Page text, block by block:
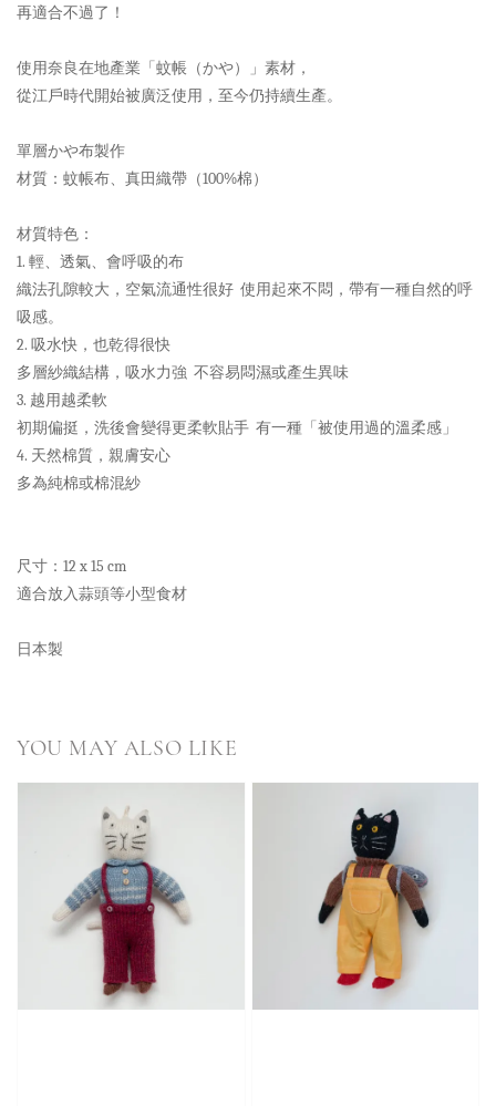
再適合不過了！
使用奈良在地產業「蚊帳（かや）」素材，
從江戶時代開始被廣泛使用，至今仍持續生產。
單層かや布製作
材質：蚊帳布、真田織帶（100%棉）
材質特色：
1. 輕、透氣、會呼吸的布
織法孔隙較大，空氣流通性很好 使用起來不悶，帶有一種自然的呼
吸感。
2. 吸水快，也乾得很快
多層紗織結構，吸水力強 不容易悶濕或產生異味
3. 越用越柔軟
初期偏挺，洗後會變得更柔軟貼手 有一種「被使用過的溫柔感」
4. 天然棉質，親膚安心
多為純棉或棉混紗
尺寸：12 x 15 cm
適合放入蒜頭等小型食材
日本製
YOU MAY ALSO LIKE